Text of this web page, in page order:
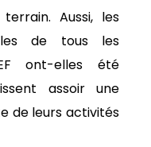
Aussi, les
de tous les
ont-elles été
assoir une
de leurs activités